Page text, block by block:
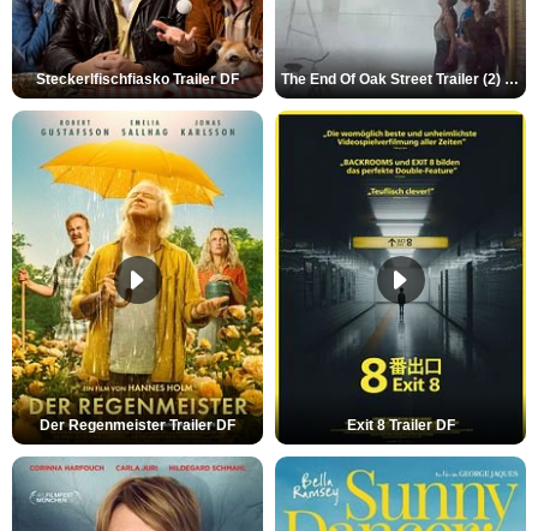
Steckerlfischfiasko Trailer DF The End Of Oak Street Trailer (2) DF
Der Regenmeister Trailer DF Exit 8 Trailer DF